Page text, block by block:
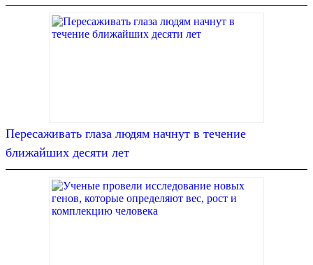
Пересаживать глаза людям начнут в течение
ближайших десяти лет